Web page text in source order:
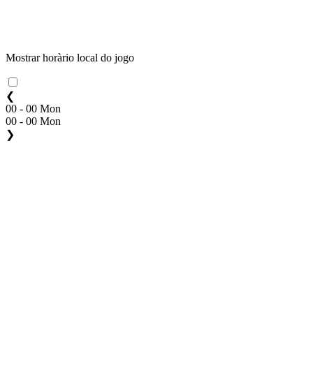
Mostrar horàrio local do jogo
❮
00 - 00 Mon
00 - 00 Mon
❯